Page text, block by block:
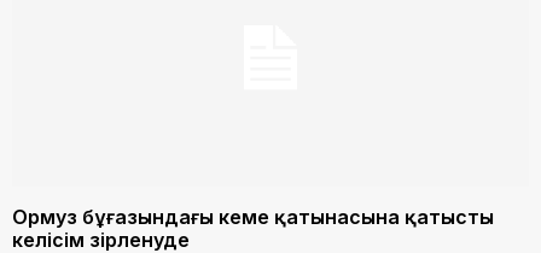
Ормуз бұғазындағы кеме қатынасына қатысты
келісім әзірленуде